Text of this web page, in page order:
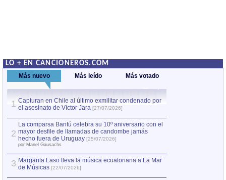
LO + EN CANCIONEROS.COM
Más nuevo Más leído Más votado
1 Capturan en Chile al último exmilitar condenado por
el asesinato de Víctor Jara [27/07/2026]
2
La comparsa Bantú celebra su 10º aniversario con el
mayor desfile de llamadas de candombe jamás
hecho fuera de Uruguay [25/07/2026]
por Manel Gausachs
3 Margarita Laso lleva la música ecuatoriana a La Mar
de Músicas [22/07/2026]